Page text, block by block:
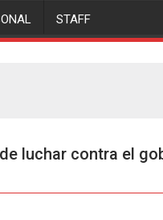
STAFF
luchar contra el